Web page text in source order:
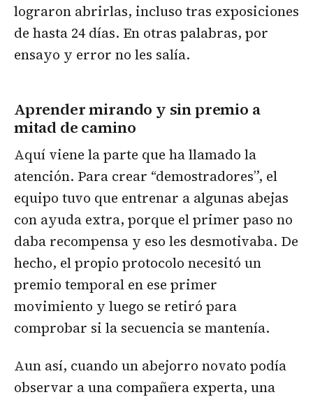
lograron abrirlas, incluso tras exposiciones
de hasta 24 días. En otras palabras, por
ensayo y error no les salía.
Aprender mirando y sin premio a
mitad de camino
Aquí viene la parte que ha llamado la
atención. Para crear “demostradores”, el
equipo tuvo que entrenar a algunas abejas
con ayuda extra, porque el primer paso no
daba recompensa y eso les desmotivaba. De
hecho, el propio protocolo necesitó un
premio temporal en ese primer
movimiento y luego se retiró para
comprobar si la secuencia se mantenía.
Aun así, cuando un abejorro novato podía
observar a una compañera experta, una